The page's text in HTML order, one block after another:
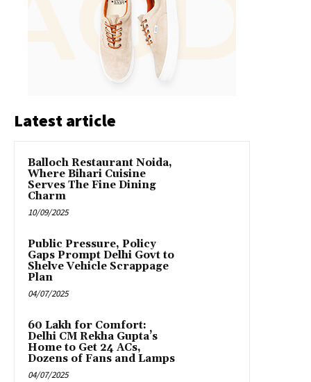
Latest article
Balloch Restaurant Noida,
Where Bihari Cuisine
Serves The Fine Dining
Charm
10/09/2025
Public Pressure, Policy
Gaps Prompt Delhi Govt to
Shelve Vehicle Scrappage
Plan
04/07/2025
₹60 Lakh for Comfort:
Delhi CM Rekha Gupta’s
Home to Get 24 ACs,
Dozens of Fans and Lamps
04/07/2025